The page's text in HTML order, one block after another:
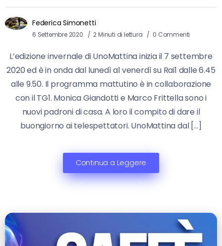
Federica Simonetti
6 Settembre 2020 2 Minuti di lettura 0 Commenti
L’edizione invernale di UnoMattina inizia il 7 settembre
2020 ed è in onda dal lunedì al venerdì su Rai1 dalle 6.45
alle 9.50. Il programma mattutino è in collaborazione
con il TG1. Monica Giandotti e Marco Frittella sono i
nuovi padroni di casa. A loro il compito di dare il
buongiorno ai telespettatori. UnoMattina dal […]
Continua a Leggere